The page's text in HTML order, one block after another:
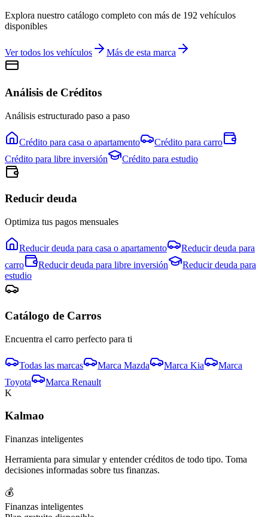
Explora nuestro catálogo completo con más de 192 vehículos
disponibles
Ver todos los vehículos Más de esta marca
Análisis de Créditos
Análisis estructurado paso a paso
Crédito para casa o apartamento Crédito para carro
Crédito para libre inversión Crédito para estudio
Reducir deuda
Optimiza tus pagos mensuales
Reducir deuda para casa o apartamento
Reducir deuda para
carro
Reducir deuda para libre inversión
Reducir deuda para
estudio
Catálogo de Carros
Encuentra el carro perfecto para ti
Todas las marcas Marca Mazda Marca Kia
Marca
Toyota
Marca Renault
K
Kalmao
Finanzas inteligentes
Herramienta para simular y entender créditos de todo tipo. Toma
decisiones informadas sobre tus finanzas.
💰
Finanzas inteligentes